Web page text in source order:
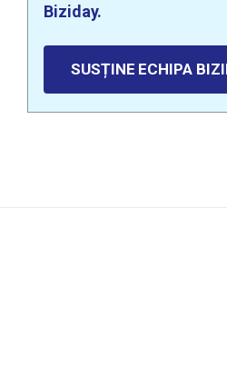
Biziday.
SUSȚINE ECHIPA